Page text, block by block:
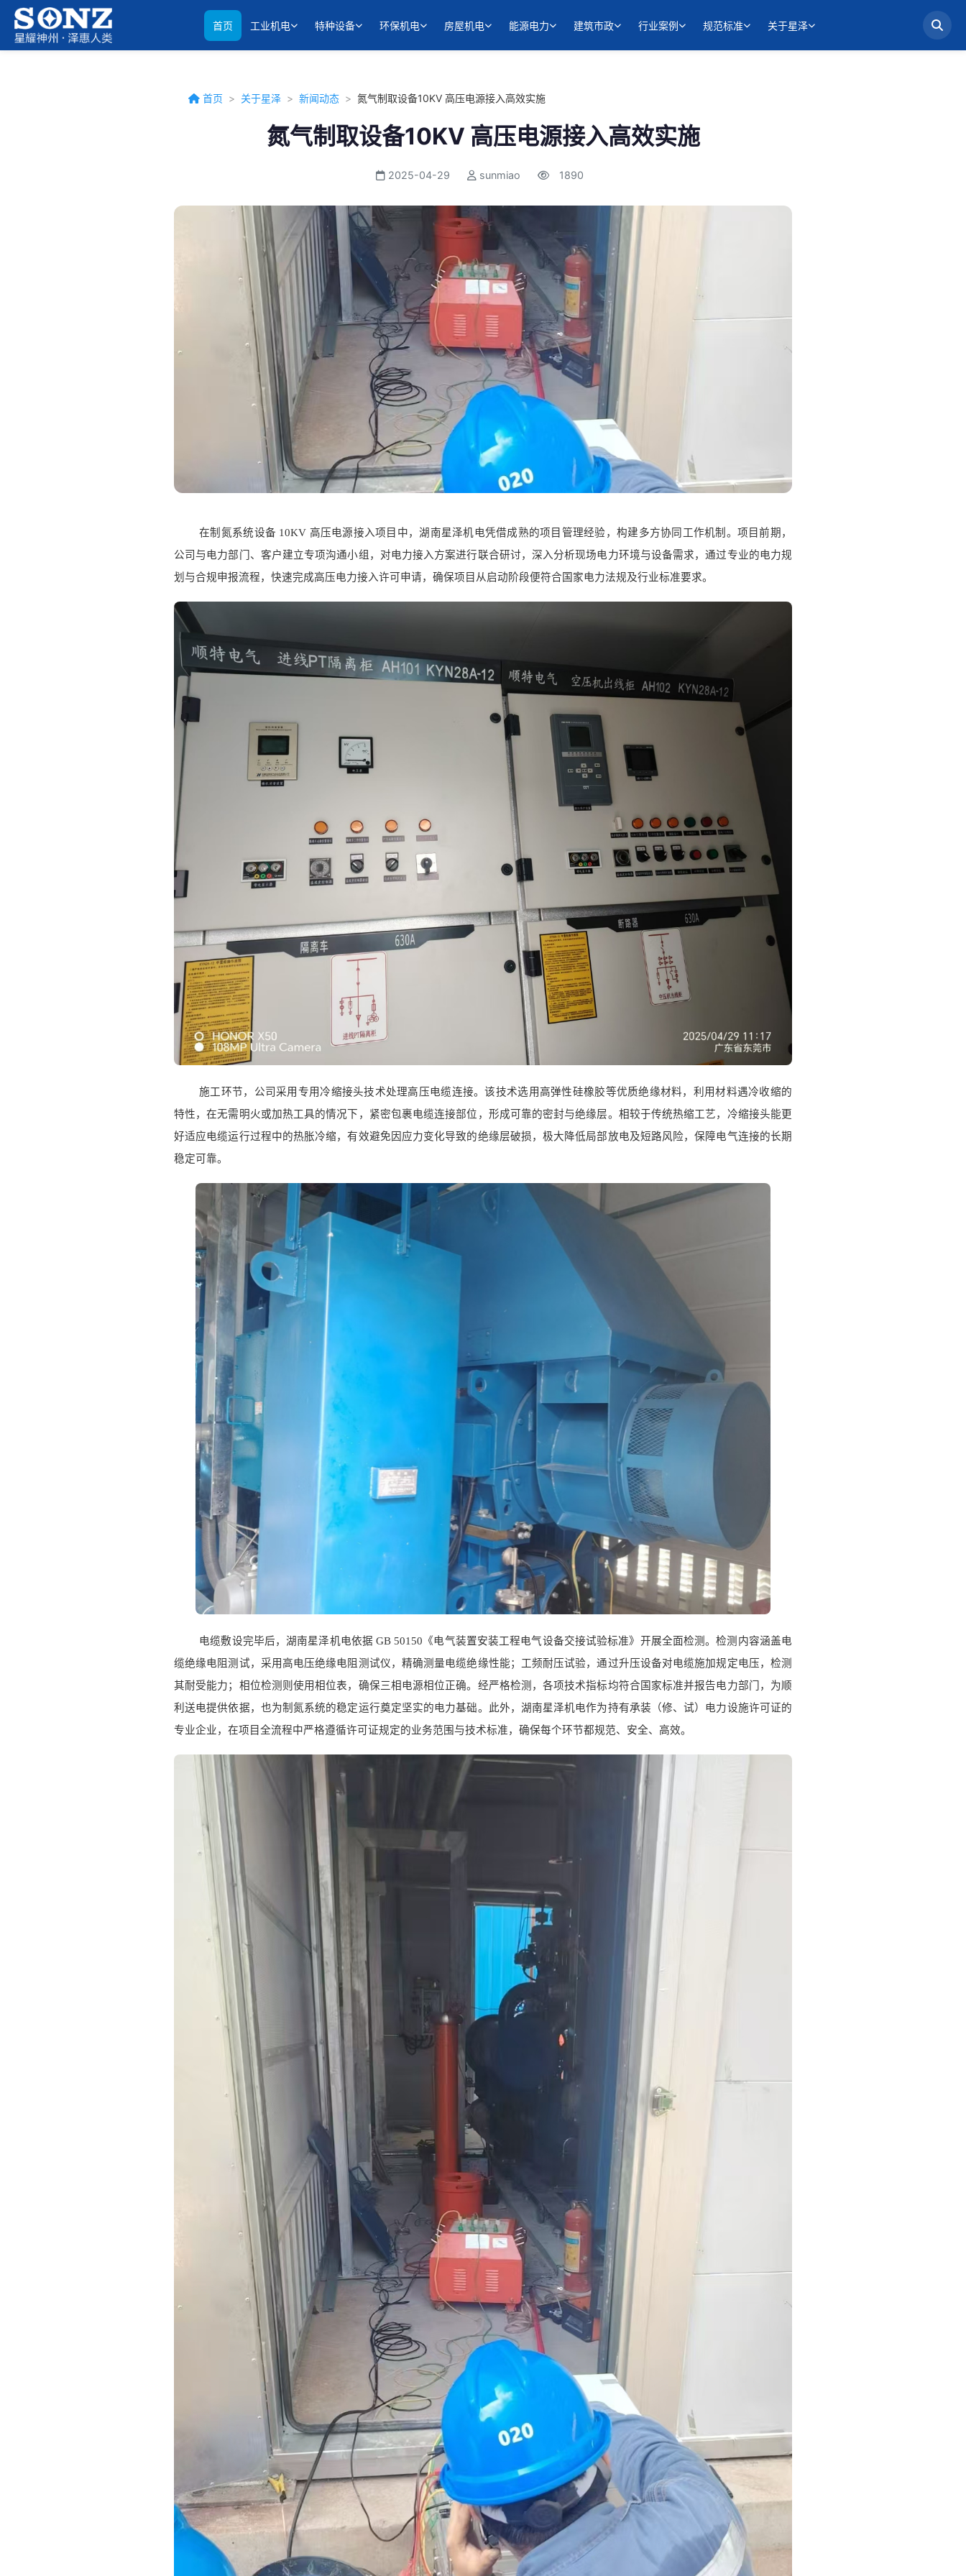
首页 工业机电 特种设备 环保机电 房屋机电 能源电力 建筑市政 行业案例 规范标准 关于星泽
首页 > 关于星泽 > 新闻动态 > 氮气制取设备10KV 高压电源接入高效实施
氮气制取设备10KV 高压电源接入高效实施
2025-04-29 sunmiao 1890
在制氮系统设备 10KV 高压电源接入项目中，湖南星泽机电凭借成熟的项目管理经验，构建多方协同工作机制。项目前期，
公司与电力部门、客户建立专项沟通小组，对电力接入方案进行联合研讨，深入分析现场电力环境与设备需求，通过专业的电力规
划与合规申报流程，快速完成高压电力接入许可申请，确保项目从启动阶段便符合国家电力法规及行业标准要求。
施工环节，公司采用专用冷缩接头技术处理高压电缆连接。该技术选用高弹性硅橡胶等优质绝缘材料，利用材料遇冷收缩的
特性，在无需明火或加热工具的情况下，紧密包裹电缆连接部位，形成可靠的密封与绝缘层。相较于传统热缩工艺，冷缩接头能更
好适应电缆运行过程中的热胀冷缩，有效避免因应力变化导致的绝缘层破损，极大降低局部放电及短路风险，保障电气连接的长期
稳定可靠。
电缆敷设完毕后，湖南星泽机电依据 GB 50150《电气装置安装工程电气设备交接试验标准》开展全面检测。检测内容涵盖电
缆绝缘电阻测试，采用高电压绝缘电阻测试仪，精确测量电缆绝缘性能；工频耐压试验，通过升压设备对电缆施加规定电压，检测
其耐受能力；相位检测则使用相位表，确保三相电源相位正确。经严格检测，各项技术指标均符合国家标准并报告电力部门 ，为顺
利送电提供依据，也为制氮系统的稳定运行奠定坚实的电力基础。此外，湖南星泽机电作为持有承装（修、试）电力设施许可证的
专业企业，在项目全流程中严格遵循许可证规定的业务范围与技术标准，确保每个环节都规范、安全、高效。